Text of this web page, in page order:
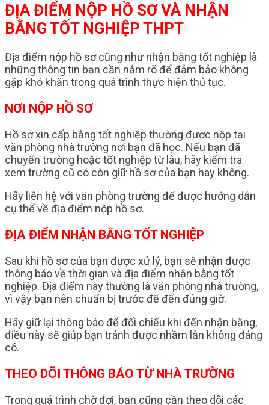
ĐỊA ĐIỂM NỘP HỒ SƠ VÀ NHẬN
BẰNG TỐT NGHIỆP THPT
Địa điểm nộp hồ sơ cũng như nhận bằng tốt nghiệp là
những thông tin bạn cần nắm rõ để đảm bảo không
gặp khó khăn trong quá trình thực hiện thủ tục.
NƠI NỘP HỒ SƠ
Hồ sơ xin cấp bằng tốt nghiệp thường được nộp tại
văn phòng nhà trường nơi bạn đã học. Nếu bạn đã
chuyển trường hoặc tốt nghiệp từ lâu, hãy kiểm tra
xem trường cũ có còn giữ hồ sơ của bạn hay không.
Hãy liên hệ với văn phòng trường để được hướng dẫn
cụ thể về địa điểm nộp hồ sơ.
ĐỊA ĐIỂM NHẬN BẰNG TỐT NGHIỆP
Sau khi hồ sơ của bạn được xử lý, bạn sẽ nhận được
thông báo về thời gian và địa điểm nhận bằng tốt
nghiệp. Địa điểm này thường là văn phòng nhà trường,
vì vậy bạn nên chuẩn bị trước để đến đúng giờ.
Hãy giữ lại thông báo để đối chiếu khi đến nhận bằng,
điều này sẽ giúp bạn tránh được nhầm lẫn không đáng
có.
THEO DÕI THÔNG BÁO TỪ NHÀ TRƯỜNG
Trong quá trình chờ đợi, bạn cũng cần theo dõi các